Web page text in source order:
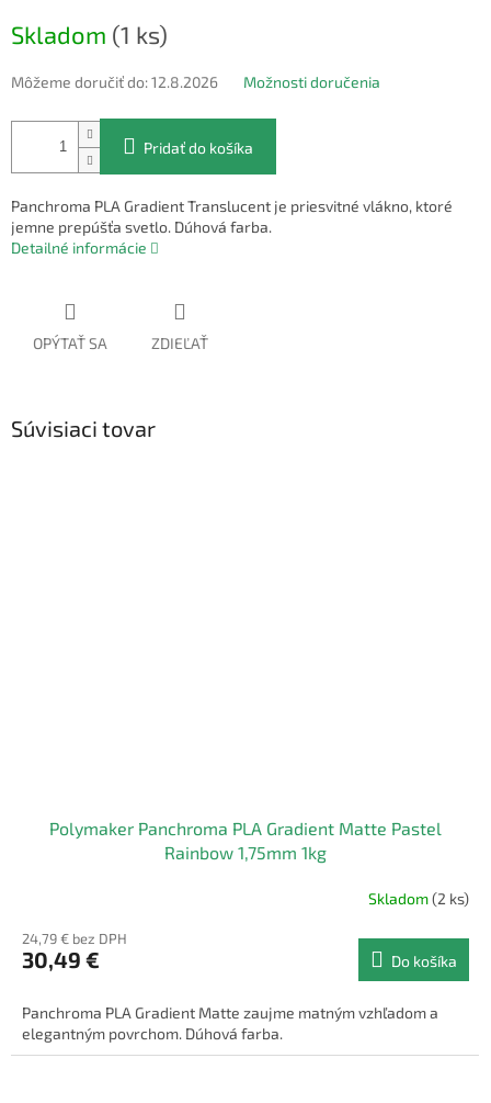
cena:
Skladom (1 ks)
Môžeme doručiť do:12.8.2026 Možnosti doručenia
Pridať do košíka
Panchroma PLA Gradient Translucent je priesvitné vlákno, ktoré
jemne prepúšťa svetlo. Dúhová farba.
Detailné informácie
OPÝTAŤ SA ZDIEĽAŤ
Súvisiaci tovar
Polymaker Panchroma PLA Gradient Matte Pastel
Rainbow 1,75mm 1kg
Skladom(2 ks)
24,79 € bez DPH
30,49 € Do košíka
Panchroma PLA Gradient Matte zaujme matným vzhľadom a
elegantným povrchom. Dúhová farba.